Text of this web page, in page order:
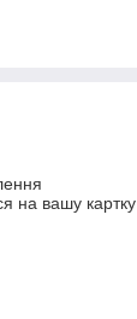
на вашу картку